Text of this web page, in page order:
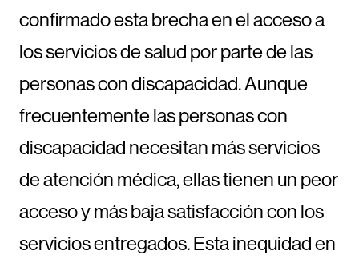
confirmado esta brecha en el acceso a
los servicios de salud por parte de las
personas con discapacidad. Aunque
frecuentemente las personas con
discapacidad necesitan más servicios
de atención médica, ellas tienen un peor
acceso y más baja satisfacción con los
servicios entregados. Esta inequidad en